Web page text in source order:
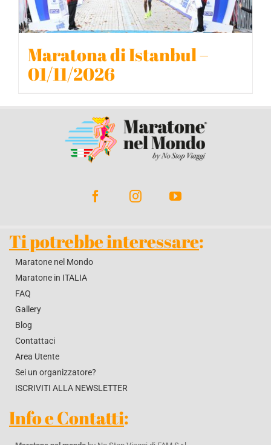
Maratona di Istanbul –
01/11/2026
Ti potrebbe interessare:
Maratone nel Mondo
Maratone in ITALIA
FAQ
Gallery
Blog
Contattaci
Area Utente
Sei un organizzatore?
ISCRIVITI ALLA NEWSLETTER
Info e Contatti: